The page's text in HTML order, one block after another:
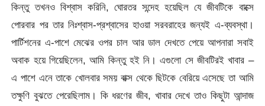
কিন্তু তখনও বিশ্বাস করিনি, ঘোরতর সন্দেহ হয়েছিল যে জীবটিকে বাক্সে
পোরবার পর তার নিঃশ্বাস-প্রশ্বাসের হাওয়া সরবরাহের জন্যই এ-ব্যবস্থা।
পার্টিশনের এ-পাশে মেঝের ওপর চাল আর ডাল দেখতে পেয়ে আপনারা সবাই
অবাক হয়ে গিয়েছিলেন, আমি কিন্তু হই নি। এগুলো সে জীবটিরই খাবার –
এ পাশে এনে তাকে খোলবার সময় বাক্স থেকে ছিটকে বেরিয়ে এসেছে তা আমি
তক্ষুণি বুঝতে পেরেছিলাম। কি ধরণের জীব, খাবার দেখে তাও কিছুটা আন্দাজ